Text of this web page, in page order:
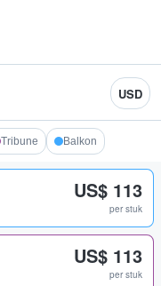
USD
Tribune Balkon
US$ 113
per stuk
US$ 113
per stuk